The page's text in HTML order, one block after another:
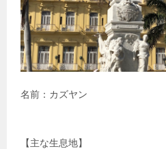
名前：カズヤン
【主な生息地】